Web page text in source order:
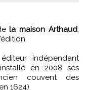
la maison Arthaud,
indépendant
en 2008 ses
couvent des
1624).